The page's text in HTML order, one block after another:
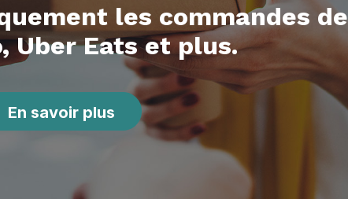
les commandes de
Uber Eats et plus.
En savoir plus